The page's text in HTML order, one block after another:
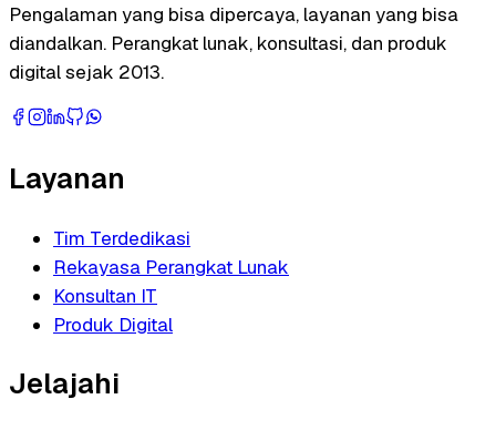
Pengalaman yang bisa dipercaya, layanan yang bisa
diandalkan. Perangkat lunak, konsultasi, dan produk
digital sejak 2013.
Layanan
Tim Terdedikasi
Rekayasa Perangkat Lunak
Konsultan IT
Produk Digital
Jelajahi